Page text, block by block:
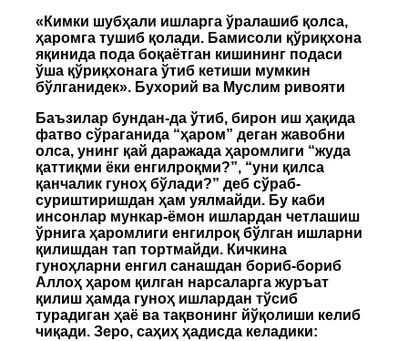
«Кимки шубҳали ишларга ўралашиб қолса,
ҳаромга тушиб қолади. Бамисоли қўриқхона
яқинида пода боқаётган кишининг подаси
ўша қўриқхонага ўтиб кетиши мумкин
бўлганидек». Бухорий ва Муслим ривояти
Баъзилар бундан-да ўтиб, бирон иш ҳақида
фатво сўраганида “ҳаром” деган жавобни
олса, унинг қай даражада ҳаромлиги “жуда
қаттиқми ёки енгилроқми?”, “уни қилса
қанчалик гуноҳ бўлади?” деб сўраб-
суриштиришдан ҳам уялмайди. Бу каби
инсонлар мункар-ёмон ишлардан четлашиш
ўрнига ҳаромлиги енгилроқ бўлган ишларни
қилишдан тап тортмайди. Кичкина
гуноҳларни енгил санашдан бориб-бориб
Аллоҳ ҳаром қилган нарсаларга журъат
қилиш ҳамда гуноҳ ишлардан тўсиб
турадиган ҳаё ва тақвонинг йўқолиши келиб
чиқади. Зеро, саҳиҳ ҳадисда келадики: